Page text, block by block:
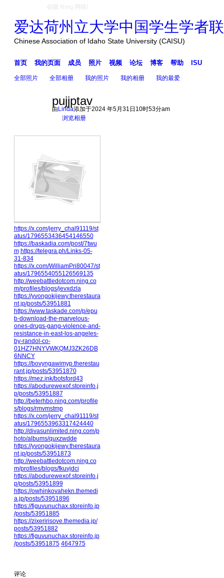
爱达荷州立大学中国学生学者
Chinese Association of Idaho State University (CAISU)
首页 我的页面 成员 照片 视频 论坛 博客 帮助 ISU
全部照片 全部相册 我的照片 我的相册 我的最爱
pujjptav
由 Linda添加于2024 年5月31日10时53分am
浏览相册
https://x.com/jerry_chal91119/st
atus/1796553436454146550
https://baskadia.com/post/7twu
m https://telegra.ph/Links-05-
31-834
https://x.com/WilliamPri80047/st
atus/1796554055126569135
http://weebattledotcom.ning.co
m/profiles/blogs/jevxdzla
https://yvongokijewy.therestaura
nt.jp/posts/53951881
https://www.taskade.com/p/epu
b-download-the-marvelous-
ones-drugs-gang-violence-and-
resistance-in-east-los-angeles-
by-randol-co-
01HZ7HNYVWKQMJ3ZK26DB
6NNCY
https://bovyngawimyp.therestau
rant.jp/posts/53951870
https://mez.ink/botsford43
https://abodurewexof.storeinfo.j
p/posts/53951887
http://beterhbo.ning.com/profile
s/blogs/rmvmstmp
https://x.com/jerry_chal91119/st
atus/1796553963317424440
http://divasunlimited.ning.com/p
hoto/albums/quxzwdde
https://yvongokijewy.therestaura
nt.jp/posts/53951873
http://weebattledotcom.ning.co
m/profiles/blogs/fkuvjdci
https://abodurewexof.storeinfo.j
p/posts/53951899
https://owhinkovahekn.themedi
a.jp/posts/53951896
https://figuvunuchax.storeinfo.jp
/posts/53951885
https://zixeririsove.themedia.jp/
posts/53951882
https://figuvunuchax.storeinfo.jp
/posts/53951875 4647975
评论